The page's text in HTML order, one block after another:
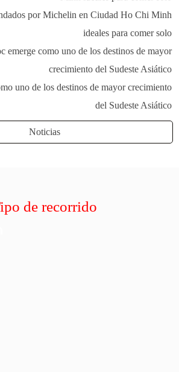
por Michelin en Ciudad Ho Chi Minh
ideales para comer solo
uno de los destinos de mayor crecimiento
del Sudeste Asiático
Noticias
de recorrido